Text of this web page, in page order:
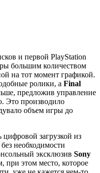
и первой PlayStation
большим количеством
на тот момент графикой.
ролики, а Final
предложив управление
Это производило
объем игры до
загрузкой из
без необходимости
эксклюзив Sony
при этом место, которое